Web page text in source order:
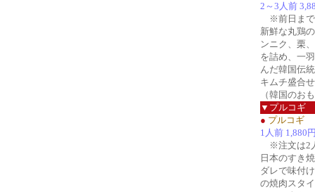
2～3人前
※前日まで
新鮮な丸鶏
ンニク、栗
を詰め、一
んだ韓国伝
キムチ盛合
（韓国のお
▼プルコギ
● プルコギ
1人前 1,880
※注文は2
日本のすき
ダレで味付
の焼肉スタ